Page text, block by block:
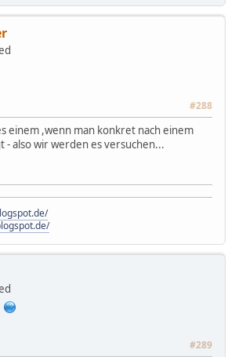
#288
einem ,wenn man konkret nach einem
- also wir werden es versuchen...
#289